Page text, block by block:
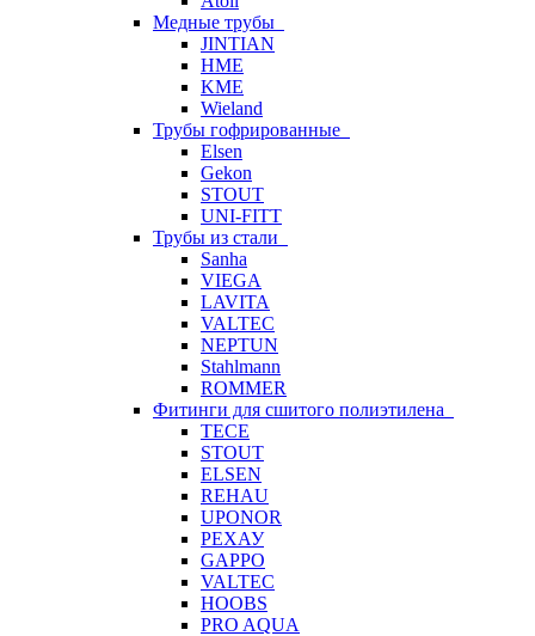
Медные трубы
JINTIAN
HME
KME
Wieland
Трубы гофрированные
Elsen
Gekon
STOUT
UNI-FITT
Трубы из стали
Sanha
VIEGA
LAVITA
VALTEC
NEPTUN
Stahlmann
ROMMER
Фитинги для сшитого полиэтилена
TECE
STOUT
ELSEN
REHAU
UPONOR
РЕХАУ
GAPPO
VALTEC
HOOBS
PRO AQUA